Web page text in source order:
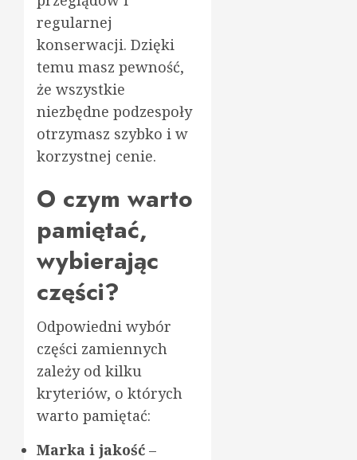
regularnej
konserwacji. Dzięki
temu masz pewność,
że wszystkie
niezbędne podzespoły
otrzymasz szybko i w
korzystnej cenie.
O czym warto
pamiętać,
wybierając
części?
Odpowiedni wybór
części zamiennych
zależy od kilku
kryteriów, o których
warto pamiętać:
Marka i jakość –